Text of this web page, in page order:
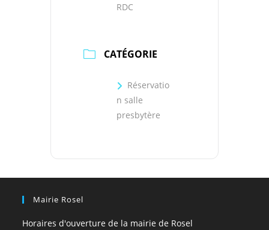
RDC
CATÉGORIE
Réservatio
n salle
presbytère
Mairie Rosel
Horaires d'ouverture de la mairie de Rosel